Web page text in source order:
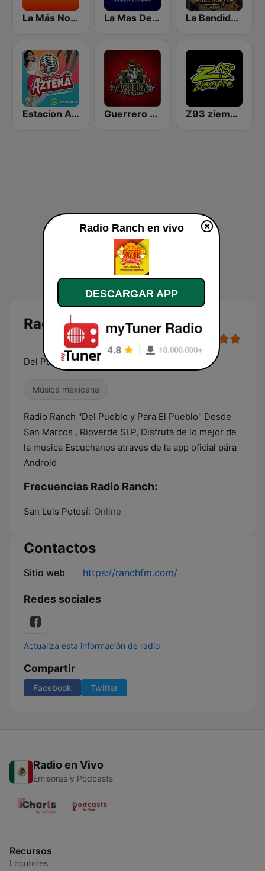
La Más Norteñita La Mas Desmadrosa de Matehuala La Bandida del Norte
Estacion Azteka Guerrero Potosino Radio Z93 ziempre FM
Radio Ranch en vivo
Del Pueblo y Para El Pueblo
Música mexicana
Radio Ranch "Del Pueblo y Para El Pueblo" Desde
San Marcos , Rioverde SLP, Disfruta de lo mejor de
la musica Escuchanos atraves de la app oficial pára
Android
Frecuencias Radio Ranch:
San Luis Potosí: Online
Contactos
Sitio web https://ranchfm.com/
Redes sociales
Actualiza esta información de radio
Compartir
Facebook Twitter
Radio en Vivo
Emisoras y Podcasts
Recursos
Locutores
Radio Ranch en vivo
DESCARGAR APP